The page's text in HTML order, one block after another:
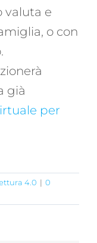
valuta e
o con
già
per
4.0 | 0